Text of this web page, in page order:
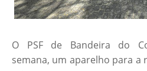
O PSF de Bandeira do
semana, um aparelho para a